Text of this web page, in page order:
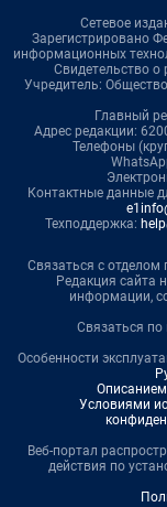
Сетевое
Зарегистрировано
информационных
Свидетельство о
Учредитель:
Главный
Адрес редакции:
Телефоны
Контактные данные
Техподдержка:
Связаться с отделом
Редакция сайта
информации,
Связаться по
Особенности
Условиями
Веб-портал
действия по